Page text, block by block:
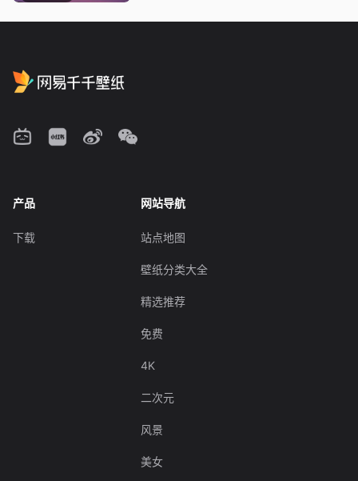
产品
下载
网站导航
站点地图
壁纸分类大全
精选推荐
免费
4K
二次元
风景
美女